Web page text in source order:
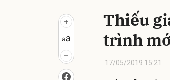
Thiếu
trình
17/05/2019 15:21